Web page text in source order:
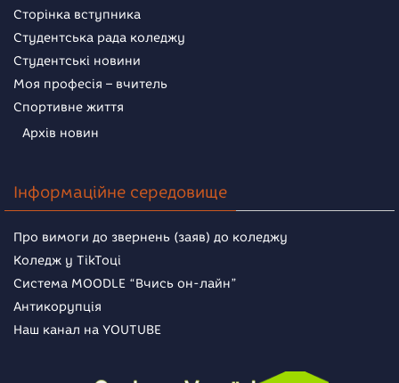
Сторінка вступника
Студентська рада коледжу
Студентські новини
Моя професія – вчитель
Спортивне життя
Архів новин
Інформаційне середовище
Про вимоги до звернень (заяв) до коледжу
Коледж у TikToці
Система MOODLE “Вчись он-лайн”
Антикорупція
Наш канал на YOUTUBE